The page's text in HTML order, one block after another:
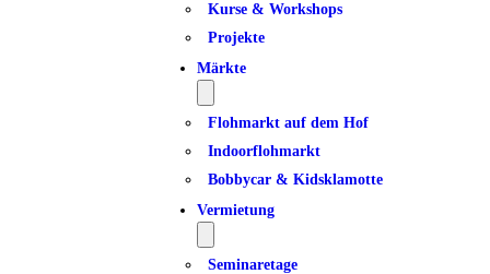
Kurse & Workshops
Projekte
Märkte
Flohmarkt auf dem Hof
Indoorflohmarkt
Bobbycar & Kidsklamotte
Vermietung
Seminaretage